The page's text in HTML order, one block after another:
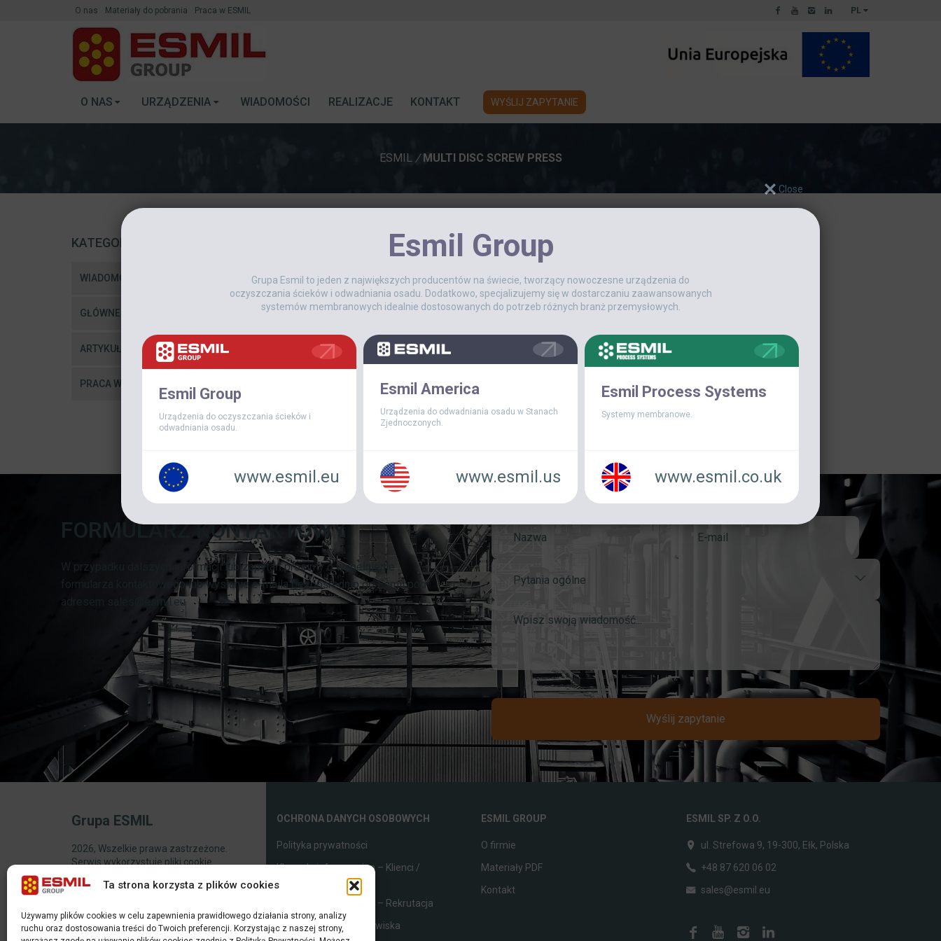
Ta strona korzysta z plików cookies
Używamy plików cookies w celu zapewnienia prawidłowego działania strony, analizy
ruchu oraz dostosowania treści do Twoich preferencji. Korzystając z naszej strony,
O nas Materiały do pobrania Praca w ESMIL PL
O NAS URZĄDZENIA WIADOMOŚCI REALIZACJE KONTAKT WYŚLIJ ZAPYTANIE
ESMIL/ MULTI DISC SCREW PRESS
Nasz zespół już dostać raport o tym błędzie i naprawi go tak szybko, jak to możliwe!
KATEGORIE
WIADOMOŚCI
GŁÓWNE
ARTYKUŁY
PRACA W ESMIL
FORMULARZ KONTAKTOWY
W przypadku dalszych informacji lub zapytań prosimy o wypełnienie
formularza kontaktowego lub wysłanie e-maila bezpośrednio do Esmil pod
adresem sales@esmil.eu
Pytania ogólne
Wyślij zapytanie
Grupa ESMIL
2026, Wszelkie prawa zastrzeżone.
Serwis wykorzystuje pliki cookie.
Korzystanie z tej witryny oznacza zgodę
na ich wykonanie lub wykorzystanie.
OCHRONA DANYCH OSOBOWYCH
Polityka prywatności
Klauzula informacyjna – Klienci /
Dostawcy
Klauzula informacyjna – Rekrutacja
Polityka jakości i środowiska
ESMIL GROUP
O firmie
Materiały PDF
Kontakt
ESMIL SP. Z O.O.
ul. Strefowa 9, 19-300, Ełk, Polska
+48 87 620 06 02
sales@esmil.eu
Esmil Group
Grupa Esmil to jeden z największych producentów na świecie, tworzący nowoczesne urządzenia do
oczyszczania ścieków i odwadniania osadu. Dodatkowo, specjalizujemy się w dostarczaniu zaawansowanych
systemów membranowych idealnie dostosowanych do potrzeb różnych branż przemysłowych.
Esmil Group
Urządzenia do oczyszczania ścieków i
odwadniania osadu.
www.esmil.eu
Esmil America
Urządzenia do odwadniania osadu w Stanach
Zjednoczonych.
www.esmil.us
Esmil Process Systems
Systemy membranowe.
www.esmil.co.uk